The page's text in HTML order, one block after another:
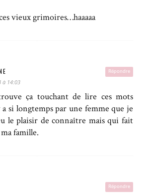
vieux grimoires…haaaaa
Répondre
à 14:03
ça touchant de lire ces mots
si longtemps par une femme que je
le plaisir de connaître mais qui fait
famille.
Répondre